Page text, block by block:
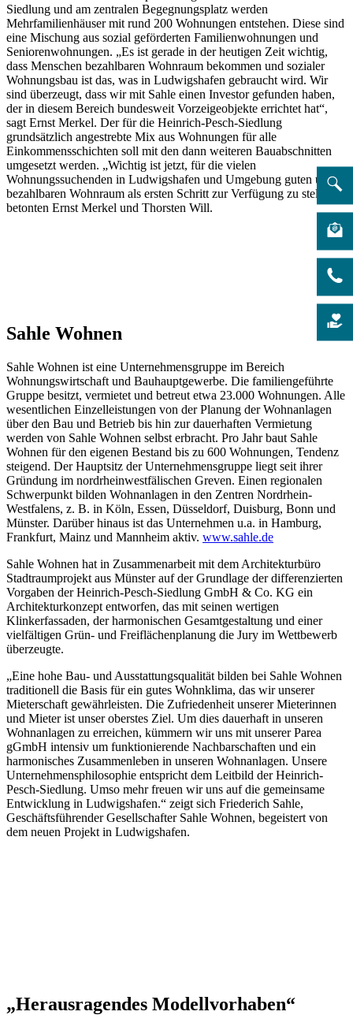
Siedlung und am zentralen Begegnungsplatz werden
Mehrfamilienhäuser mit rund 200 Wohnungen entstehen. Diese sind
eine Mischung aus sozial geförderten Familienwohnungen und
Seniorenwohnungen. „Es ist gerade in der heutigen Zeit wichtig,
dass Menschen bezahlbaren Wohnraum bekommen und sozialer
Wohnungsbau ist das, was in Ludwigshafen gebraucht wird. Wir
sind überzeugt, dass wir mit Sahle einen Investor gefunden haben,
der in diesem Bereich bundesweit Vorzeigeobjekte errichtet hat“,
sagt Ernst Merkel. Der für die Heinrich-Pesch-Siedlung
grundsätzlich angestrebte Mix aus Wohnungen für alle
Einkommensschichten soll mit den dann weiteren Bauabschnitten
umgesetzt werden. „Wichtig ist jetzt, für die vielen
Wohnungssuchenden in Ludwigshafen und Umgebung guten und
bezahlbaren Wohnraum als ersten Schritt zur Verfügung zu stellen“,
betonten Ernst Merkel und Thorsten Will.
Sahle Wohnen
Sahle Wohnen ist eine Unternehmensgruppe im Bereich
Wohnungswirtschaft und Bauhauptgewerbe. Die familiengeführte
Gruppe besitzt, vermietet und betreut etwa 23.000 Wohnungen. Alle
wesentlichen Einzelleistungen von der Planung der Wohnanlagen
über den Bau und Betrieb bis hin zur dauerhaften Vermietung
werden von Sahle Wohnen selbst erbracht. Pro Jahr baut Sahle
Wohnen für den eigenen Bestand bis zu 600 Wohnungen, Tendenz
steigend. Der Hauptsitz der Unternehmensgruppe liegt seit ihrer
Gründung im nordrheinwestfälischen Greven. Einen regionalen
Schwerpunkt bilden Wohnanlagen in den Zentren Nordrhein-
Westfalens, z. B. in Köln, Essen, Düsseldorf, Duisburg, Bonn und
Münster. Darüber hinaus ist das Unternehmen u.a. in Hamburg,
Frankfurt, Mainz und Mannheim aktiv. www.sahle.de
Sahle Wohnen hat in Zusammenarbeit mit dem Architekturbüro
Stadtraumprojekt aus Münster auf der Grundlage der differenzierten
Vorgaben der Heinrich-Pesch-Siedlung GmbH & Co. KG ein
Architekturkonzept entworfen, das mit seinen wertigen
Klinkerfassaden, der harmonischen Gesamtgestaltung und einer
vielfältigen Grün- und Freiflächenplanung die Jury im Wettbewerb
überzeugte.
„Eine hohe Bau- und Ausstattungsqualität bilden bei Sahle Wohnen
traditionell die Basis für ein gutes Wohnklima, das wir unserer
Mieterschaft gewährleisten. Die Zufriedenheit unserer Mieterinnen
und Mieter ist unser oberstes Ziel. Um dies dauerhaft in unseren
Wohnanlagen zu erreichen, kümmern wir uns mit unserer Parea
gGmbH intensiv um funktionierende Nachbarschaften und ein
harmonisches Zusammenleben in unseren Wohnanlagen. Unsere
Unternehmensphilosophie entspricht dem Leitbild der Heinrich-
Pesch-Siedlung. Umso mehr freuen wir uns auf die gemeinsame
Entwicklung in Ludwigshafen.“ zeigt sich Friederich Sahle,
Geschäftsführender Gesellschafter Sahle Wohnen, begeistert von
dem neuen Projekt in Ludwigshafen.
„Herausragendes Modellvorhaben“